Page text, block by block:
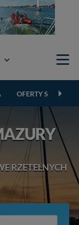
Giżycko
OFERTY
RZETELNYCH